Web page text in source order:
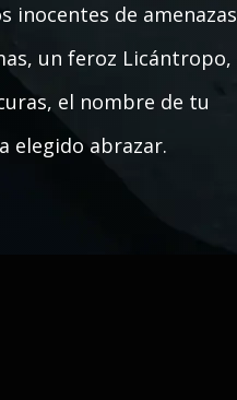
inocentes de amenazas
un feroz Licántropo,
el nombre de tu
elegido abrazar.